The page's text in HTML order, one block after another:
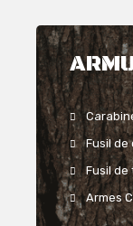
Fusil de
Fusil de
Armes